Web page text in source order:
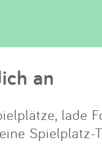
Suchen
Eintragen
App
an
lade
Spielplatz-